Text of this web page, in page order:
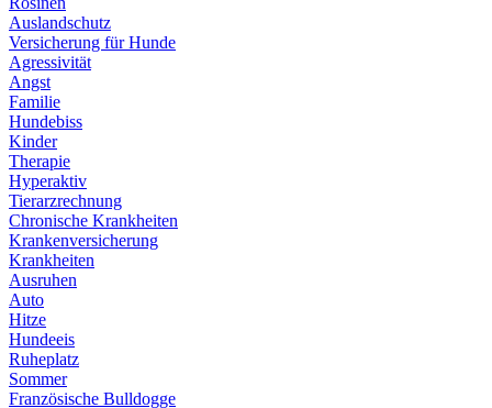
Auslandschutz
Versicherung für Hunde
Agressivität
Angst
Familie
Hundebiss
Kinder
Therapie
Hyperaktiv
Tierarzrechnung
Chronische Krankheiten
Krankenversicherung
Krankheiten
Ausruhen
Auto
Hitze
Hundeeis
Ruheplatz
Sommer
Französische Bulldogge